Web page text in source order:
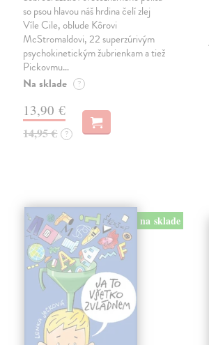
so psou hlavou náš hrdina čelí zlej
Víle Cile, oblude Kôrovi
McStromaldovi, 22 superzúrivým
psychokinetickým žubrienkam a tiež
Pickovmu…
Na sklade ?
13,90 €
14,95 € ?
na sklade